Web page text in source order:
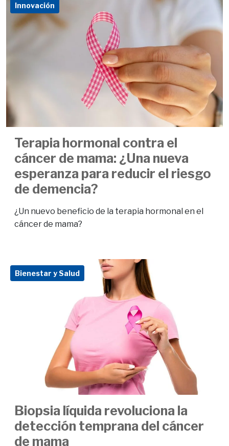
Innovación
Terapia hormonal contra el
cáncer de mama: ¿Una nueva
esperanza para reducir el riesgo
de demencia?
¿Un nuevo beneficio de la terapia hormonal en el
cáncer de mama?
Bienestar y Salud
Biopsia líquida revoluciona la
detección temprana del cáncer
de mama